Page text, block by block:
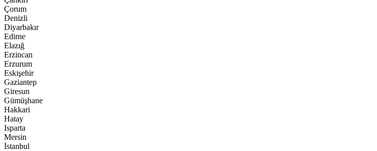
Çorum
Denizli
Diyarbakır
Edirne
Elazığ
Erzincan
Erzurum
Eskişehir
Gaziantep
Giresun
Gümüşhane
Hakkari
Hatay
Isparta
Mersin
İstanbul